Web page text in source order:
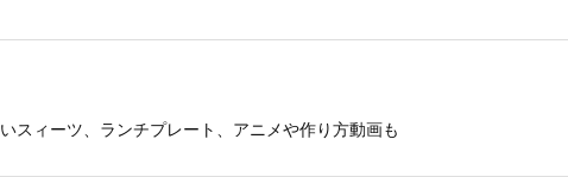
スィーツ、ランチプレート、アニメや作り方動画も